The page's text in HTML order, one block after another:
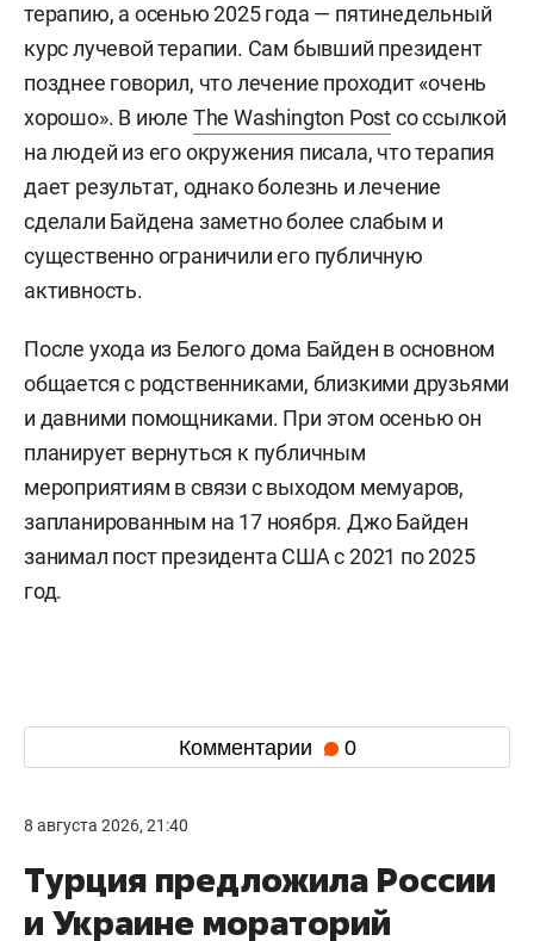
терапию, а осенью 2025 года — пятинедельный
курс лучевой терапии. Сам бывший президент
позднее говорил, что лечение проходит «очень
хорошо». В июле The Washington Postсо ссылкой
на людей из его окружения писала, что терапия
дает результат, однако болезнь и лечение
сделали Байдена заметно более слабым и
существенно ограничили его публичную
активность.
После ухода из Белого дома Байден в основном
общается с родственниками, близкими друзьями
и давними помощниками. При этом осенью он
планирует вернуться к публичным
мероприятиям в связи с выходом мемуаров,
запланированным на 17 ноября. Джо Байден
занимал пост президента США с 2021 по 2025
год.
Комментарии 0
8 августа 2026, 21:40
Турция предложила России
и Украине мораторий